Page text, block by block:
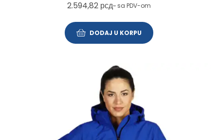
2.594,82 рсд~ sa PDV-om
DODAJ U KORPU